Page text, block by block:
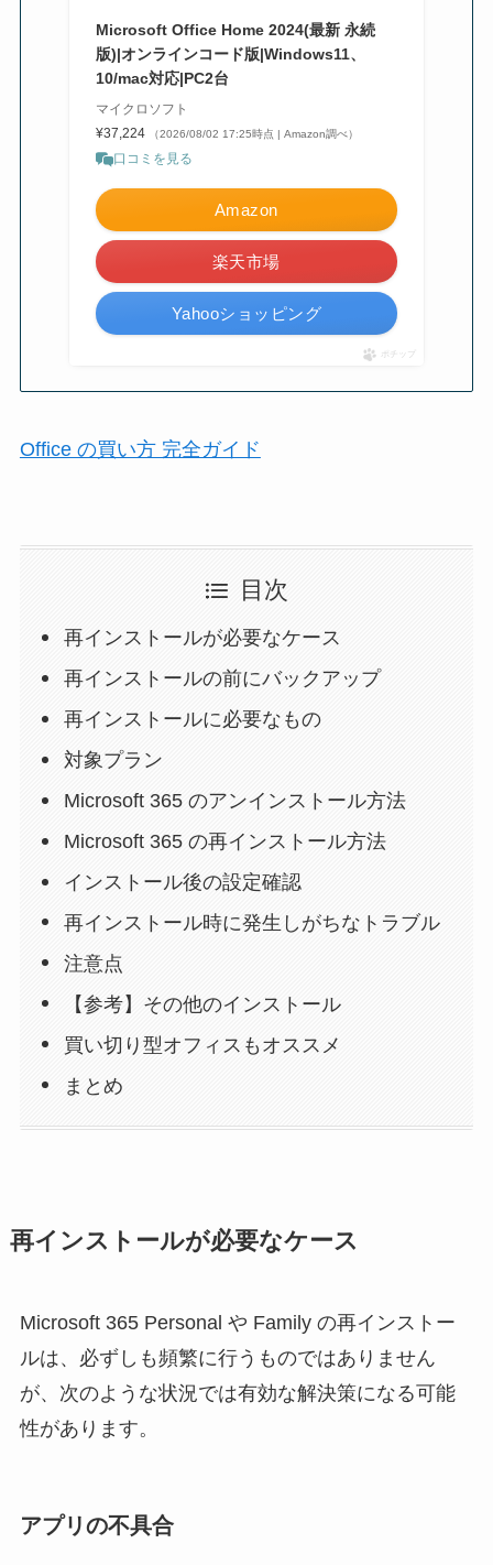
Microsoft Office Home 2024(最新 永続
版)|オンラインコード版|Windows11、
10/mac対応|PC2台
マイクロソフト
¥37,224
（2026/08/02 17:25時点 | Amazon調べ）
口コミを見る
Amazon
楽天市場
Yahooショッピング
ポチップ
Office の買い方 完全ガイド
目次
再インストールが必要なケース
再インストールの前にバックアップ
再インストールに必要なもの
対象プラン
Microsoft 365 のアンインストール方法
Microsoft 365 の再インストール方法
インストール後の設定確認
再インストール時に発生しがちなトラブル
注意点
【参考】その他のインストール
買い切り型オフィスもオススメ
まとめ
再インストールが必要なケース
Microsoft 365 Personal や Family の再インストー
ルは、必ずしも頻繁に行うものではありません
が、次のような状況では有効な解決策になる可能
性があります。
アプリの不具合